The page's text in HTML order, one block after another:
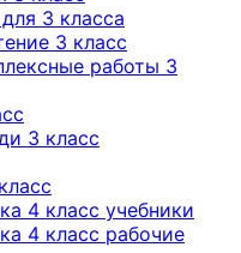
3 класса
3 класс
работы 3
3 класс
4 класс учебники
4 класс рабочие